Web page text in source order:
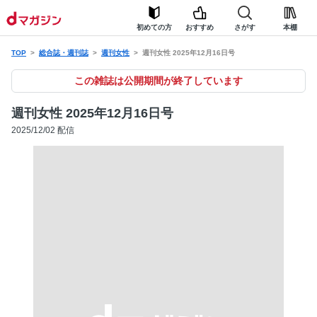
初めての方 おすすめ さがす 本棚
TOP 総合誌・週刊誌 週刊女性 週刊女性 2025年12月16日号
この雑誌は公開期間が終了しています
週刊女性 2025年12月16日号
2025/12/02 配信